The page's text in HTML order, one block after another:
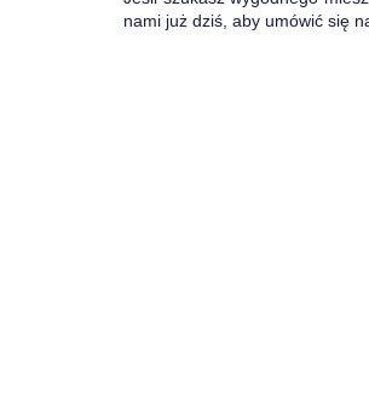
nami już dziś, aby umówić się